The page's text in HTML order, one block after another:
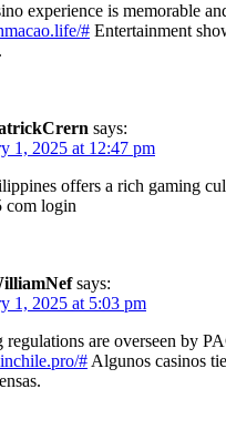
experience is memorable
# Entertainment
says:
1, 2025 at 12:47 pm
offers a rich gaming
com login
says:
1, 2025 at 5:03 pm
regulations are overseen by
# Algunos casinos